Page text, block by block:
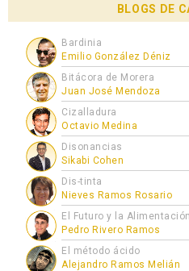
BLOGS DE
Bardinia
Emilio González Déniz
Bitácora de Morera
Juan José Mendoza
Cizalladura
Octavio Medina
Disonancias
Sikabi Cohen
Dis-tinta
Nieves Ramos Rosario
El Futuro y la Alimentación
Pedro Rivero Ramos
El método ácido
Alejandro Ramos Melián